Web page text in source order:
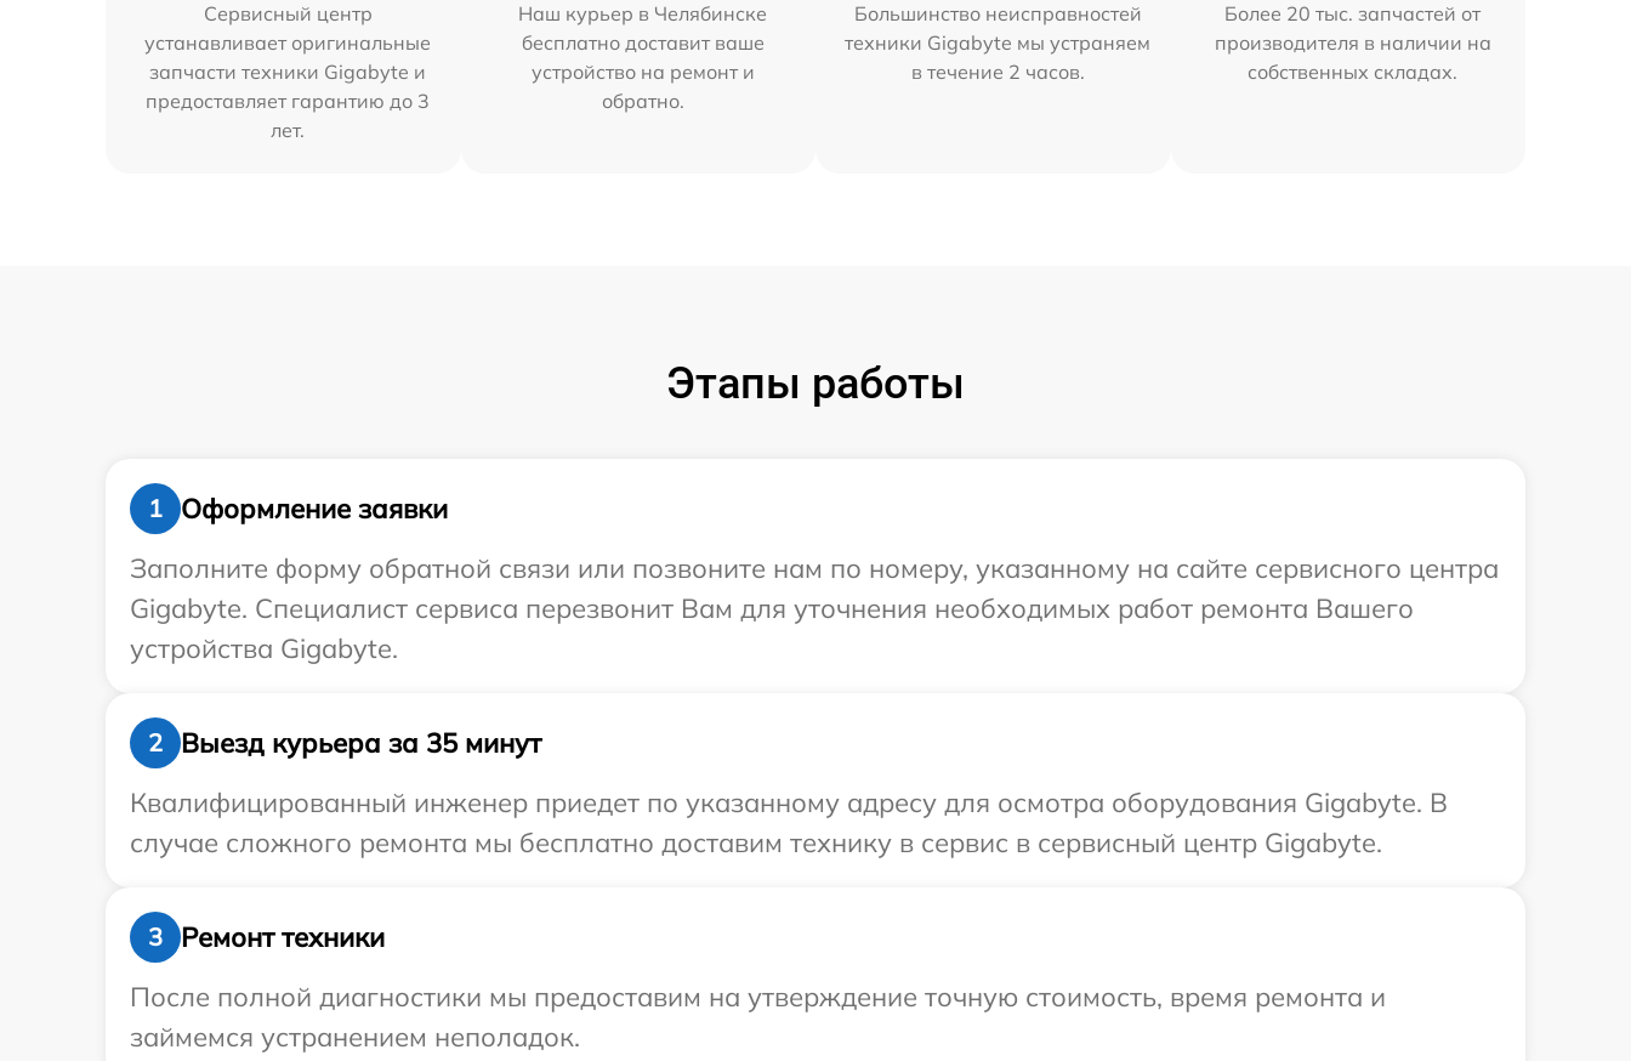
Сервисный центр
устанавливает оригинальные
запчасти техники Gigabyte и
предоставляет гарантию до 3
лет.
Наш курьер в Челябинске
бесплатно доставит ваше
устройство на ремонт и
обратно.
Большинство неисправностей
техники Gigabyte мы устраняем
в течение 2 часов.
Более 20 тыс. запчастей от
производителя в наличии на
собственных складах.
Этапы работы
1
Оформление заявки
Заполните форму обратной связи или позвоните нам по номеру, указанному на сайте сервисного центра
Gigabyte. Специалист сервиса перезвонит Вам для уточнения необходимых работ ремонта Вашего
устройства Gigabyte.
2
Выезд курьера за 35 минут
Квалифицированный инженер приедет по указанному адресу для осмотра оборудования Gigabyte. В
случае сложного ремонта мы бесплатно доставим технику в сервис в сервисный центр Gigabyte.
3
Ремонт техники
После полной диагностики мы предоставим на утверждение точную стоимость, время ремонта и
займемся устранением неполадок.